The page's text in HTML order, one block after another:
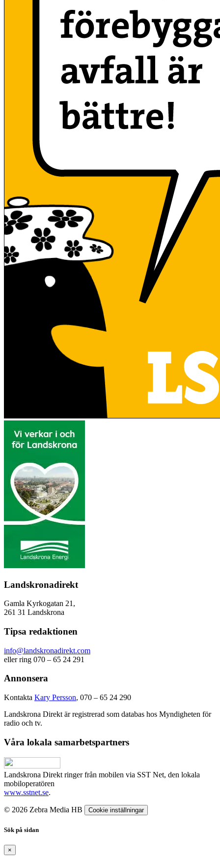
Landskronadirekt
Gamla Kyrkogatan 21,
261 31 Landskrona
Tipsa redaktionen
info@landskronadirekt.com
eller ring 070 – 65 24 291
Annonsera
Kontakta Kary Persson, 070 – 65 24 290
Landskrona Direkt är registrerad som databas hos Myndigheten för
radio och tv.
Våra lokala samarbetspartners
Landskrona Direkt ringer från mobilen via SST Net, den lokala
mobiloperatören
www.sstnet.se.
© 2026 Zebra Media HB Cookie inställningar
Sök på sidan
×